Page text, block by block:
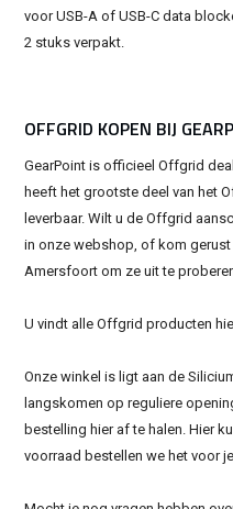
voor USB-A of USB-C data
2 stuks verpakt.
OFFGRID KOPEN BIJ
GearPoint is officieel Offgrid
heeft het grootste deel van het
leverbaar. Wilt u de Offgrid
in onze webshop, of kom gerust
Amersfoort om ze uit te
U vindt alle Offgrid producten
Onze winkel is ligt aan de
langskomen op reguliere
bestelling hier af te halen. Hier
voorraad bestellen we het voor